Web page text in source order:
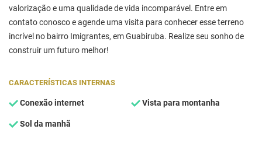
valorização e uma qualidade de vida incomparável. Entre em
contato conosco e agende uma visita para conhecer esse terreno
incrível no bairro Imigrantes, em Guabiruba. Realize seu sonho de
construir um futuro melhor!
CARACTERÍSTICAS INTERNAS
Conexão internet Vista para montanha
Sol da manhã